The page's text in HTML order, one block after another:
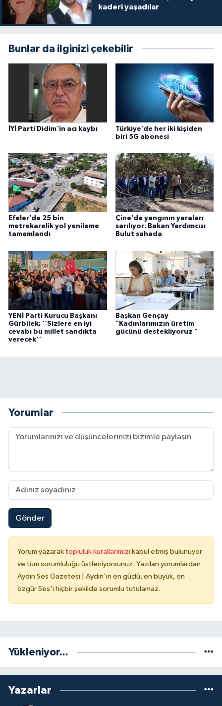
kaderi yaşadılar
Bunlar da ilginizi çekebilir
İYİ Parti Didim'in acı kaybı
Türkiye’de her iki kişiden
biri 5G abonesi
Efeler’de 25 bin
metrekarelik yol yenileme
tamamlandı
Çine’de yangının yaraları
sarılıyor: Bakan Yardımcısı
Bulut sahada
YENİ Parti Kurucu Başkanı
Gürbilek; ''Sizlere en iyi
cevabı bu millet sandıkta
verecek''
Başkan Gençay
"Kadınlarımızın üretim
gücünü destekliyoruz "
Yorumlar
Gönder
Yorum yazarak topluluk kurallarımızı kabul etmiş bulunuyor
ve tüm sorumluluğu üstleniyorsunuz. Yazılan yorumlardan
Aydın Ses Gazetesi | Aydın'ın en güçlü, en büyük, en
özgür Ses'i hiçbir şekilde sorumlu tutulamaz.
Yükleniyor...
Yazarlar